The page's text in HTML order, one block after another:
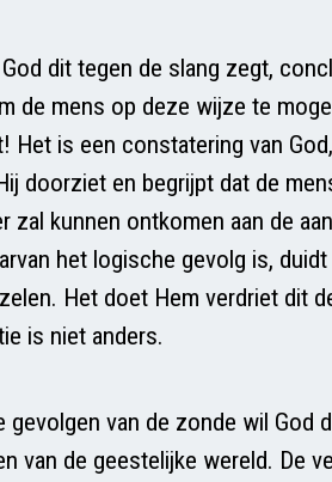
dit tegen de slang zegt,
de mens op deze wijze te
Het is een constatering van
doorziet en begrijpt dat de
zal kunnen ontkomen aan de
het logische gevolg is,
Het doet Hem verdriet dit
is niet anders.
gevolgen van de zonde wil God
van de geestelijke wereld. De